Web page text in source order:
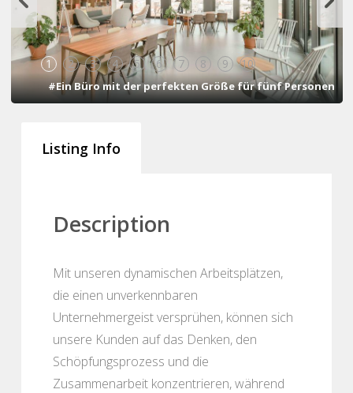
1 2 3 4 5 6 7 8 9 10
#Ein Büro mit der perfekten Größe für fünf Personen
Listing Info
Description
Mit unseren dynamischen Arbeitsplätzen,
die einen unverkennbaren
Unternehmergeist versprühen, können sich
unsere Kunden auf das Denken, den
Schöpfungsprozess und die
Zusammenarbeit konzentrieren, während